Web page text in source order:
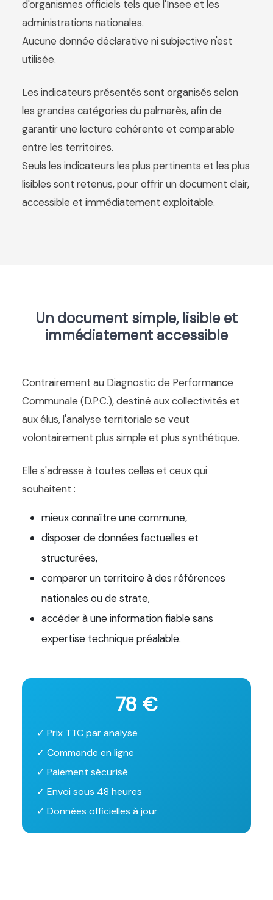
d'organismes officiels tels que l'Insee et les
administrations nationales.
Aucune donnée déclarative ni subjective n'est
utilisée.
Les indicateurs présentés sont organisés selon
les grandes catégories du palmarès, afin de
garantir une lecture cohérente et comparable
entre les territoires.
Seuls les indicateurs les plus pertinents et les plus
lisibles sont retenus, pour offrir un document clair,
accessible et immédiatement exploitable.
Un document simple, lisible et
immédiatement accessible
Contrairement au Diagnostic de Performance
Communale (D.P.C.), destiné aux collectivités et
aux élus, l'analyse territoriale se veut
volontairement plus simple et plus synthétique.
Elle s'adresse à toutes celles et ceux qui
souhaitent :
mieux connaître une commune,
disposer de données factuelles et
structurées,
comparer un territoire à des références
nationales ou de strate,
accéder à une information fiable sans
expertise technique préalable.
78 €
✓ Prix TTC par analyse
✓ Commande en ligne
✓ Paiement sécurisé
✓ Envoi sous 48 heures
✓ Données officielles à jour